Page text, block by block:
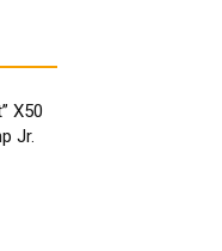
X50
Jr.